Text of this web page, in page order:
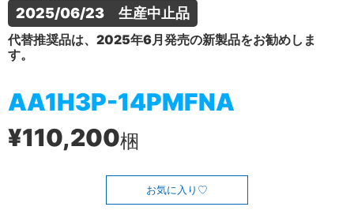
2025/06/23　生産中止品
代替推奨品は、2025年6月発売の新製品をお勧めしま
す。
AA1H3P-14PMFNA
¥110,200梱
お気に入り